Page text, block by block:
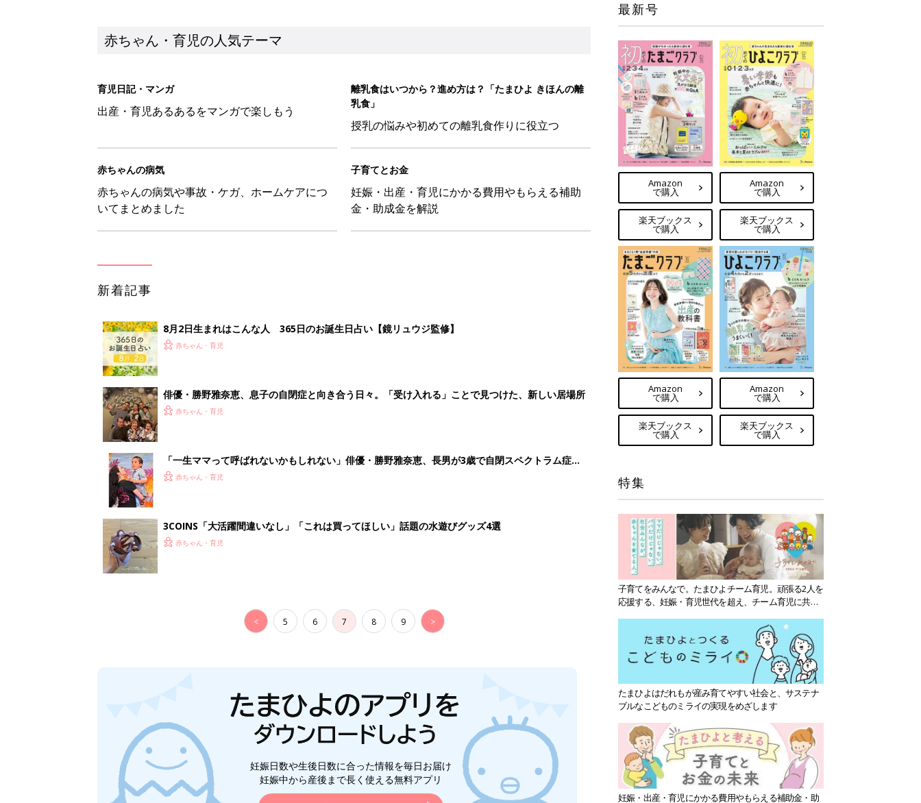
8月2日生まれはこんな人 365日のお誕生日占い【鏡リュウジ監修】
赤ちゃん・育児
俳優・勝野雅奈恵、息子の自閉症と向き合う日々。「受け入れる」ことで見つけた、新しい居場所
赤ちゃん・育児
「一生ママって呼ばれないかもしれない」俳優・勝野雅奈恵、長男が3歳で自閉スペクトラム症と
< 5 6 7 8 9 >
最新号
Amazon
で購入
楽天ブックス
で購入
Amazon
で購入
楽天ブックス
で購入
Amazon
で購入
楽天ブックス
で購入
Amazon
で購入
楽天ブックス
で購入
特集
子育てをみんなで。たまひよチーム育児。頑張る2人を
応援する、妊娠・育児世代を超え、チーム育児に共感
たまひよはだれもが産み育てやすい社会と、サステナ
ブルなこどものミライの実現をめざします
妊娠・出産・育児にかかる費用やもらえる補助金・助